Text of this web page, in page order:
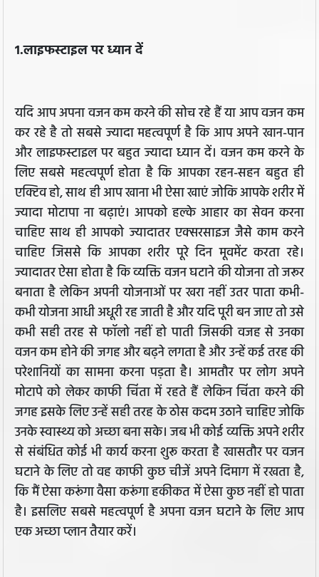
1.लाइफस्टाइल पर ध्यान दें
यदि आप अपना वजन कम करने की सोच रहे हैं या आप वजन कम
कर रहे है तो सबसे ज्यादा महत्वपूर्ण है कि आप अपने खान-पान
और लाइफस्टाइल पर बहुत ज्यादा ध्यान दें। वजन कम करने के
लिए सबसे महत्वपूर्ण होता है कि आपका रहन-सहन बहुत ही
एक्टिव हो, साथ ही आप खाना भी ऐसा खाएं जोकि आपके शरीर में
ज्यादा मोटापा ना बढ़ाएं। आपको हल्के आहार का सेवन करना
चाहिए साथ ही आपको ज्यादातर एक्सरसाइज जैसे काम करने
चाहिए जिससे कि आपका शरीर पूरे दिन मूवमेंट करता रहे।
ज्यादातर ऐसा होता है कि व्यक्ति वजन घटाने की योजना तो जरूर
बनाता है लेकिन अपनी योजनाओं पर खरा नहीं उतर पाता कभी-
कभी योजना आधी अधूरी रह जाती है और यदि पूरी बन जाए तो उसे
कभी सही तरह से फॉलो नहीं हो पाती जिसकी वजह से उनका
वजन कम होने की जगह और बढ़ने लगता है और उन्हें कई तरह की
परेशानियों का सामना करना पड़ता है। आमतौर पर लोग अपने
मोटापे को लेकर काफी चिंता में रहते हैं लेकिन चिंता करने की
जगह इसके लिए उन्हें सही तरह के ठोस कदम उठाने चाहिए जोकि
उनके स्वास्थ्य को अच्छा बना सके। जब भी कोई व्यक्ति अपने शरीर
से संबंधित कोई भी कार्य करना शुरू करता है खासतौर पर वजन
घटाने के लिए तो वह काफी कुछ चीजें अपने दिमाग में रखता है,
कि मैं ऐसा करूंगा वैसा करूंगा हकीकत में ऐसा कुछ नहीं हो पाता
है। इसलिए सबसे महत्वपूर्ण है अपना वजन घटाने के लिए आप
एक अच्छा प्लान तैयार करें।